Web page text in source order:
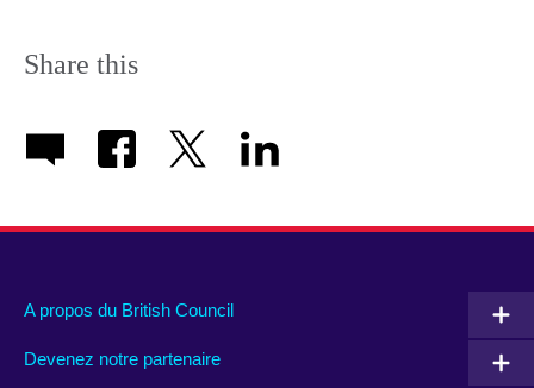
Share this
A propos du British Council
Devenez notre partenaire